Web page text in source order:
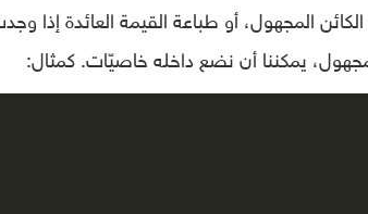
الكائن المجهول، أو طباعة القيمة العائدة
يمكننا أن نضع داخله خاصيّات. كمثال: